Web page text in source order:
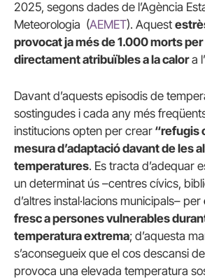
2025, segons dades de l’Agència
Meteorologia (AEMET). Aquest
provocat ja més de 1.000 morts
directament atribuïbles a la calora
Davant d’aquests episodis de
sostingudes i cada any més
institucions opten per crear “refugis
mesura d’adaptació davant de les
temperatures. Es tracta d’adequar
un determinat ús –centres cívics,
d’altres instal·lacions municipals– per
fresc a persones vulnerables
temperatura extrema; d’aquesta
s’aconsegueix que el cos descansi
provoca una elevada temperatura